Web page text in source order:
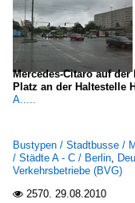
Mercedes-Citaro auf
Platz an der Haltestelle
A.....
Bustypen / Stadtbusse /
/ Städte A - C / Berlin,
Verkehrsbetriebe (BVG)
 2570. 29.08.2010